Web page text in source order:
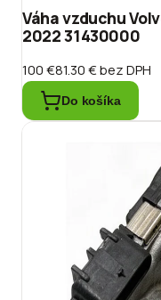
Váha vzduchu
2022 31430000
100 €81.30 €bez DPH
Do košíka